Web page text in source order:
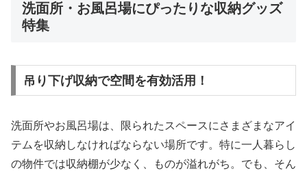
洗面所・お風呂場にぴったりな収納グッズ
特集
吊り下げ収納で空間を有効活用！
洗面所やお風呂場は、限られたスペースにさまざまなアイ
テムを収納しなければならない場所です。特に一人暮らし
の物件では収納棚が少なく、ものが溢れがち。でも、そん